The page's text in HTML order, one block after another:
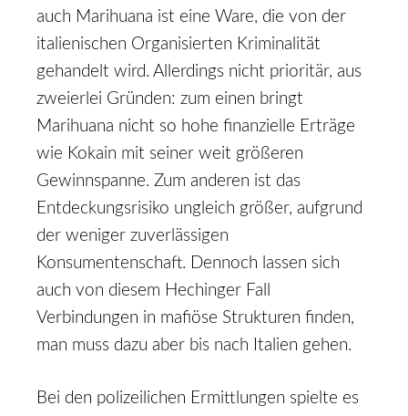
auch Marihuana ist eine Ware, die von der
italienischen Organisierten Kriminalität
gehandelt wird. Allerdings nicht prioritär, aus
zweierlei Gründen: zum einen bringt
Marihuana nicht so hohe finanzielle Erträge
wie Kokain mit seiner weit größeren
Gewinnspanne. Zum anderen ist das
Entdeckungsrisiko ungleich größer, aufgrund
der weniger zuverlässigen
Konsumentenschaft. Dennoch lassen sich
auch von diesem Hechinger Fall
Verbindungen in mafiöse Strukturen finden,
man muss dazu aber bis nach Italien gehen.
Bei den polizeilichen Ermittlungen spielte es